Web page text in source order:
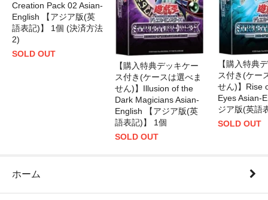
Creation Pack 02 Asian-
English 【アジア版(英
語表記)】 1個 (決済方法
2)
SOLD OUT
【購入特典デッキケー
ス付き(ケースは選べま
せん)】Illusion of the
Dark Magicians Asian-
English 【アジア版(英
語表記)】 1個
SOLD OUT
【購入特典
ス付き(ケー
せん)】Rise
Eyes Asian-
ジア版(英語
SOLD OUT
ホーム